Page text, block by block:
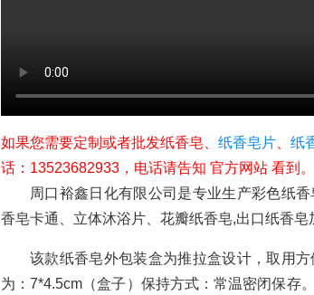
如果您需要定制或者批发纸香皂、 纸香皂片 纸
话：13523682933，电话请告知 官方网站 看到。
周口裕鑫日化有限公司是专业生产彩色纸香
香皂卡通、立体沐浴片、花瓣纸香皂,出口纸香皂
该款纸香皂外包装盒为推拉盒设计，取用
为：7*4.5cm（盒子）保持方式：常温密闭保存